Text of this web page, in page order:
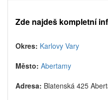
Zde najdeš kompletní
Okres: Karlovy Vary
Město: Abertamy
Adresa: Blatenská 425